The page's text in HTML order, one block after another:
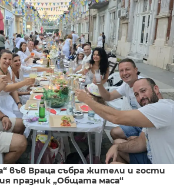
във Враца събра жители и гости
празник „Общата маса“